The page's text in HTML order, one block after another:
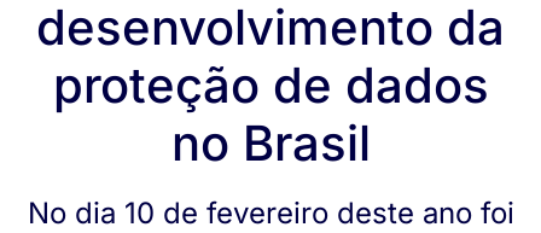
desenvolvimento da
proteção de dados
no Brasil
No dia 10 de fevereiro deste ano foi